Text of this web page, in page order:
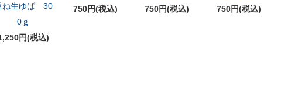
ね生ゆば 30
0ｇ
円(税込)
750円(税込)
750円(税込)
750円(税込)